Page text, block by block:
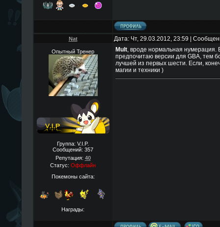
Nat Дата: Чт, 29.03.2012, 23:59 |
Опытный Тренер
Группа: V.I.P.
Сообщений: 357
Репутация: 40
Статус: Оффлайн
Покемоны сайта:
Награды:
Mult, вроде нормальная нумерация.
предпочитаю версии для GBA, тем
лучшей из первых шести. Если,
магии и техники )